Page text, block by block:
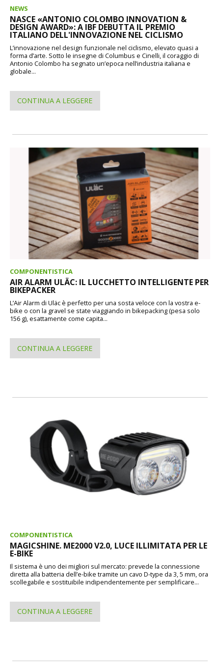
NEWS
NASCE «ANTONIO COLOMBO INNOVATION &
DESIGN AWARD»: A IBF DEBUTTA IL PREMIO
ITALIANO DELL'INNOVAZIONE NEL CICLISMO
L’innovazione nel design funzionale nel ciclismo, elevato quasi a
forma d’arte. Sotto le insegne di Columbus e Cinelli, il coraggio di
Antonio Colombo ha segnato un’epoca nell’industria italiana e
globale...
CONTINUA A LEGGERE
COMPONENTISTICA
AIR ALARM ULÄC: IL LUCCHETTO INTELLIGENTE PER
BIKEPACKER
L’Air Alarm di Uläc è perfetto per una sosta veloce con la vostra e-
bike o con la gravel se state viaggiando in bikepacking (pesa solo
156 g), esattamente come capita...
CONTINUA A LEGGERE
COMPONENTISTICA
MAGICSHINE. ME2000 V2.0, LUCE ILLIMITATA PER LE
E-BIKE
Il sistema è uno dei migliori sul mercato: prevede la connessione
diretta alla batteria dell’e-bike tramite un cavo D-type da 3, 5 mm, ora
scollegabile e sostituibile indipendentemente per semplificare...
CONTINUA A LEGGERE